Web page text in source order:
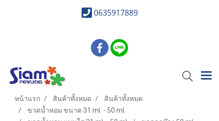
0635917889
หน้าแรก สินค้าทั้งหมด
สินค้าทั้งหมด
ขวดน้ำหอม ขนาด 31 ml. - 50 ml.